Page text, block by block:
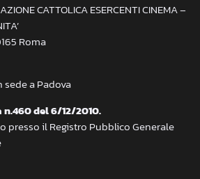
CATTOLICA ESERCENTI CINEMA –
Roma
a Padova
n.460 del 6/12/2010.
presso il Registro Pubblico Generale